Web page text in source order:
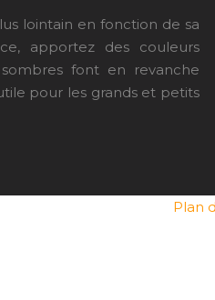
lointain en fonction de sa
apportez des couleurs
font en revanche
pour les grands et petits
Plan